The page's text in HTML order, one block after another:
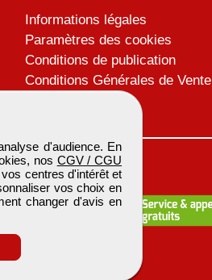
d'audience. En
nos CGV / CGU
centres d'intérêt et
vos choix en
changer d'avis en
Informations légales
Paramètres des cookies
Conditions de publication
Conditions Générales de Vente